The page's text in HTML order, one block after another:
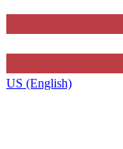
US (English)